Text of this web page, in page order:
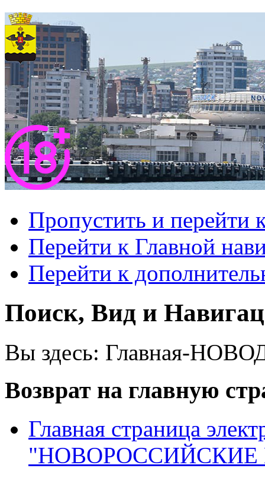
Пропустить и перейти
Перейти к Главной
Перейти к
Поиск, Вид и
Вы здесь: Главная-
Возврат на главную
Главная страница
"НОВОРОССИЙСКИЕ